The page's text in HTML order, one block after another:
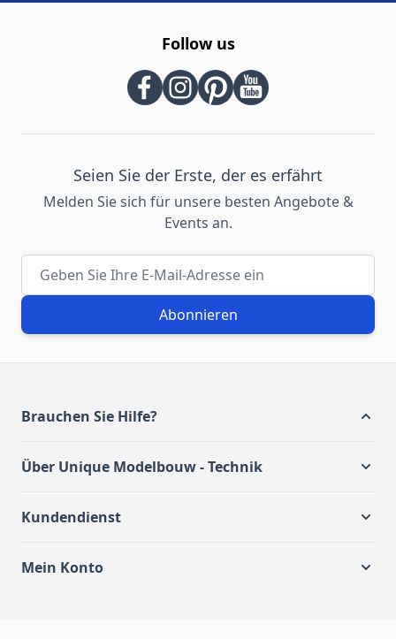
Follow us
Seien Sie der Erste, der es erfährt
Melden Sie sich für unsere besten Angebote &
Events an.
E-Mail-Adresse
Abonnieren
Brauchen Sie Hilfe?
Über Unique Modelbouw - Technik
Kundendienst
Mein Konto